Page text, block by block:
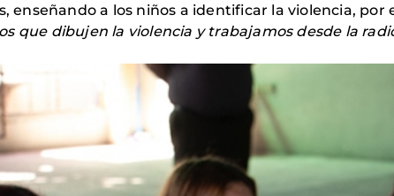
enseñando a los niños a identificar la violencia, por
que dibujen la violencia y trabajamos desde la